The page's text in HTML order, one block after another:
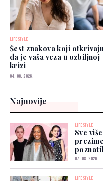
LIFESTYLE
Šest znakova koji otkrivaju
da je vaša veza u ozbiljnoj
krizi
04. 08. 2026.
Najnovije
LIFESTYLE
Sve
07. 08. 2026.
LIFESTYLE